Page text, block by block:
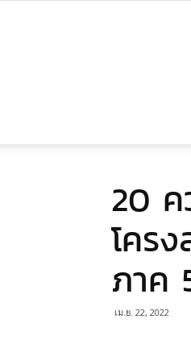
20 ค
โคร
ภาค
เม.ย. 22, 2022